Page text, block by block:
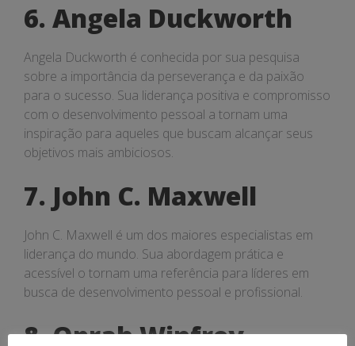
6. Angela Duckworth
Angela Duckworth é conhecida por sua pesquisa
sobre a importância da perseverança e da paixão
para o sucesso. Sua liderança positiva e compromisso
com o desenvolvimento pessoal a tornam uma
inspiração para aqueles que buscam alcançar seus
objetivos mais ambiciosos.
7. John C. Maxwell
John C. Maxwell é um dos maiores especialistas em
liderança do mundo. Sua abordagem prática e
acessível o tornam uma referência para líderes em
busca de desenvolvimento pessoal e profissional.
8. Oprah Winfrey